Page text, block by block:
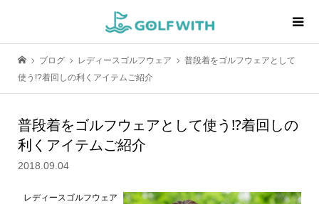
ブログ レディースゴルフウェア
普段着をゴルフウェアとして
使う!?着回しの利くアイテムご紹介
普段着をゴルフウェアとして使う!?着回しの
利くアイテムご紹介
2018.09.04
レディースゴルフウェア